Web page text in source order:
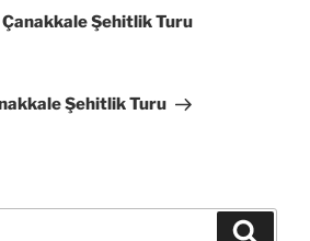
Şehitlik Turu
Şehitlik Turu